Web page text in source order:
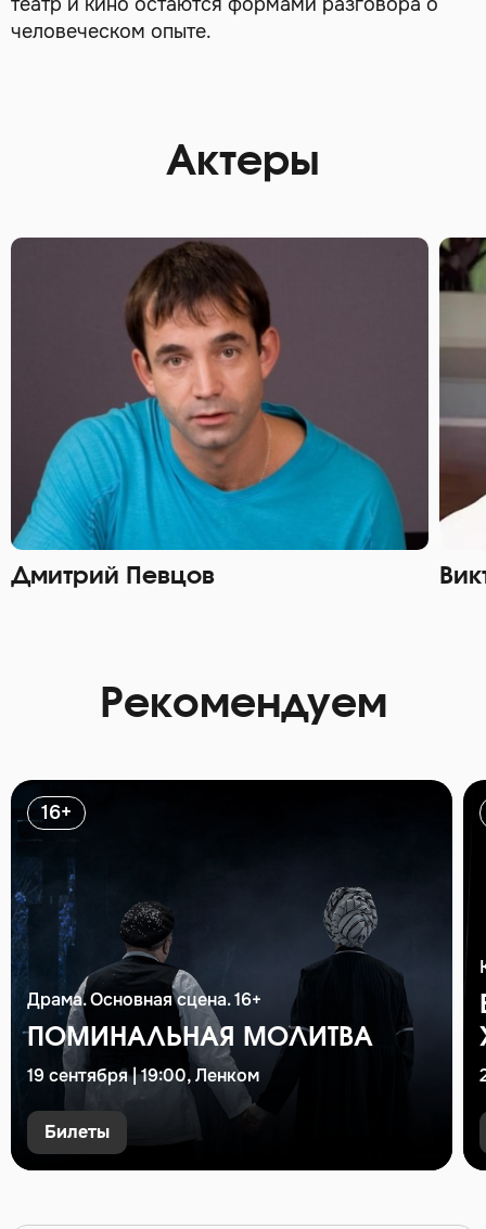
человеческом опыте.
Актеры
Дмитрий Певцов
Рекомендуем
16+
Драма. Основная сцена. 16+
ПОМИНАЛЬНАЯ МОЛИТВА
19 сентября | 19:00, Ленком
Билеты